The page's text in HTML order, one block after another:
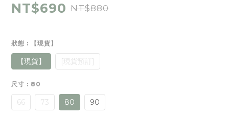
NT$690 NT$880
狀態 : 【現貨】
【現貨】 [現貨預訂]
尺寸 : 80
66 73 80 90